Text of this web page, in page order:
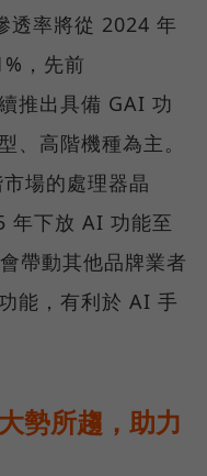
透率將從 2024 年
，先前
推出具備 GAI 功
、高階機種為主。
場的處理器晶
年下放 AI 功能至
帶動其他品牌業者
能，有利於 AI 手
勢所趨，助力